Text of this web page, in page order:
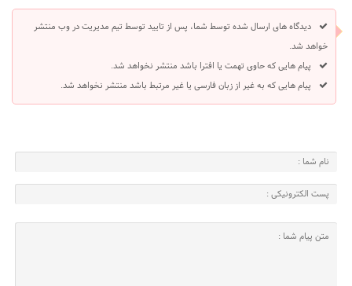
دیدگاه های ارسال شده توسط شما، پس از تایید توسط تیم مدیریت در وب منتشر
خواهد شد.
پیام هایی که حاوی تهمت یا افترا باشد منتشر نخواهد شد.
پیام هایی که به غیر از زبان فارسی یا غیر مرتبط باشد منتشر نخواهد شد.